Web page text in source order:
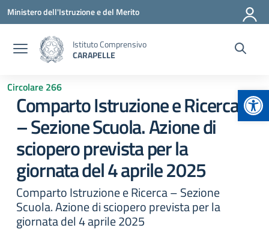
Vai ai contenuti
Vai al menu di navigazione
Vai al footer
Ministero dell'Istruzione e del Merito
Istituto Comprensivo
CARAPELLE
Circolare 266
Comparto Istruzione e Ricerca
– Sezione Scuola. Azione di
sciopero prevista per la
giornata del 4 aprile 2025
Comparto Istruzione e Ricerca – Sezione
Scuola. Azione di sciopero prevista per la
giornata del 4 aprile 2025